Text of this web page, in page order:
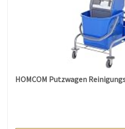
HOMCOM Putzwagen